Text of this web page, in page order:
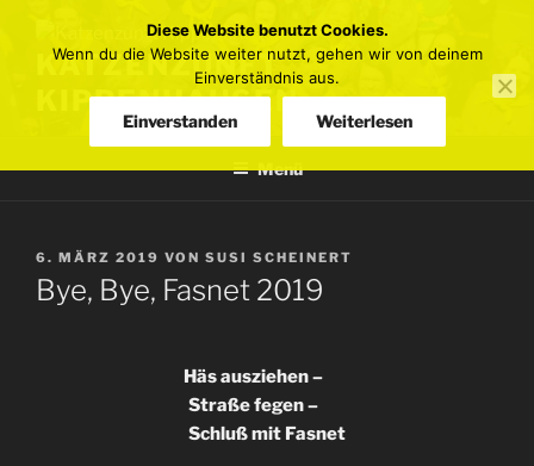
KATZENZUNFT
KIPPENHAUSEN
Menü
VERÖFFENTLICHT
AM
6. MÄRZ 2019 VON SUSI SCHEINERT
Bye, Bye, Fasnet 2019
Häs ausziehen –
Straße fegen –
Schluß mit Fasnet
Diese Website benutzt Cookies.
Wenn du die Website weiter nutzt, gehen wir von deinem
Einverständnis aus.
Einverstanden Weiterlesen